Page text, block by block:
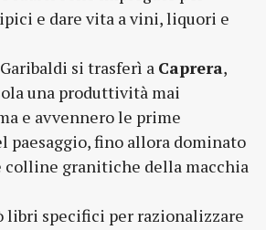
e dare vita a vini, liquori e
si trasferì a Caprera,
una produttività mai
e avvennero le prime
paesaggio, fino allora dominato
colline granitiche della macchia
libri specifici per razionalizzare